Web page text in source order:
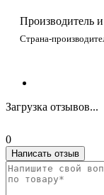
Производитель
Страна-
Загрузка отзывов...
0
Написать отзыв